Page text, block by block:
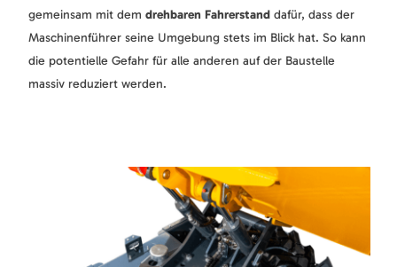
gemeinsam mit dem drehbaren Fahrerstand dafür, dass der
Maschinenführer seine Umgebung stets im Blick hat. So kann
die potentielle Gefahr für alle anderen auf der Baustelle
massiv reduziert werden.